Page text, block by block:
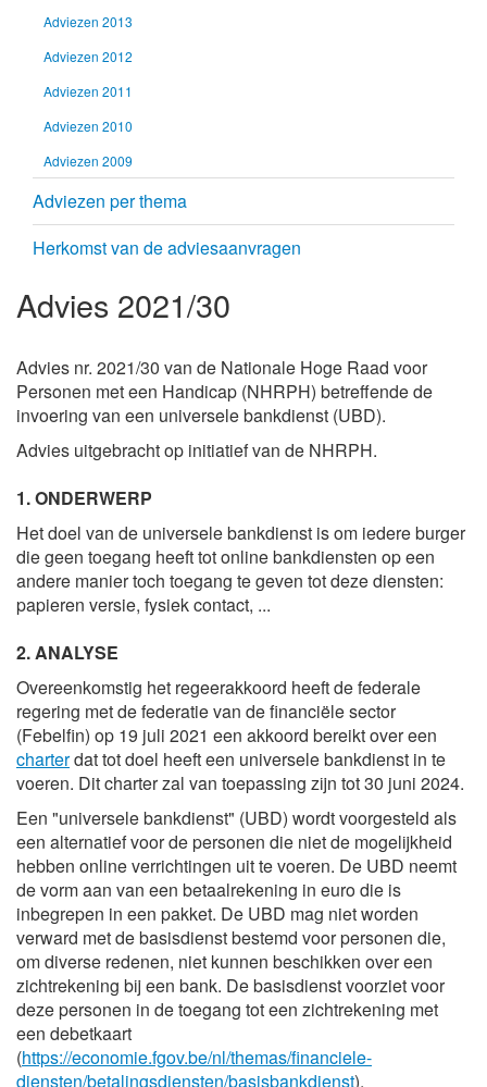
Adviezen 2013
Adviezen 2012
Adviezen 2011
Adviezen 2010
Adviezen 2009
Adviezen per thema
Herkomst van de adviesaanvragen
Advies 2021/30
Advies nr. 2021/30 van de Nationale Hoge Raad voor
Personen met een Handicap (NHRPH) betreffende de
invoering van een universele bankdienst (UBD).
Advies uitgebracht op initiatief van de NHRPH.
1. ONDERWERP
Het doel van de universele bankdienst is om iedere burger
die geen toegang heeft tot online bankdiensten op een
andere manier toch toegang te geven tot deze diensten:
papieren versie, fysiek contact, ...
2. ANALYSE
Overeenkomstig het regeerakkoord heeft de federale
regering met de federatie van de financiële sector
(Febelfin) op 19 juli 2021 een akkoord bereikt over een
charterdat tot doel heeft een universele bankdienst in te
voeren. Dit charter zal van toepassing zijn tot 30 juni 2024.
Een "universele bankdienst" (UBD) wordt voorgesteld als
een alternatief voor de personen die niet de mogelijkheid
hebben online verrichtingen uit te voeren. De UBD neemt
de vorm aan van een betaalrekening in euro die is
inbegrepen in een pakket. De UBD mag niet worden
verward met de basisdienst bestemd voor personen die,
om diverse redenen, niet kunnen beschikken over een
zichtrekening bij een bank. De basisdienst voorziet voor
deze personen in de toegang tot een zichtrekening met
een debetkaart
(https://economie.fgov.be/nl/themas/financiele-
diensten/betalingsdiensten/basisbankdienst).